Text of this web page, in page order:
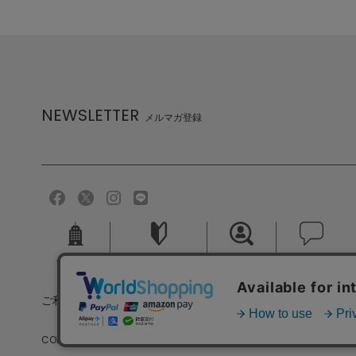
NEWSLETTER メルマガ登録
会社概要 ご利用ガイド 採用情報 お問い合せ
ご利用規約 個人情報保護方針
COPYRIGHT (C) MELROSE CO.,LTD.ALL RIGHTS RESERVED.